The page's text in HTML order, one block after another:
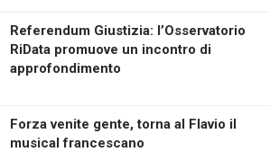
Referendum Giustizia: l’Osservatorio
RiData promuove un incontro di
approfondimento
Forza venite gente, torna al Flavio il
musical francescano